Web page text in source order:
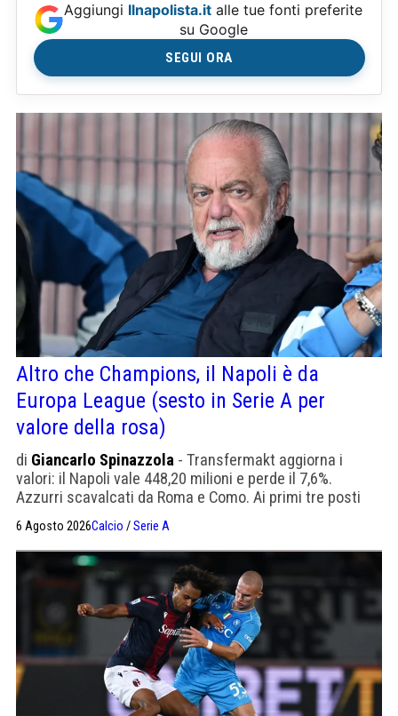
Aggiungi Ilnapolista.it alle tue fonti preferite
su Google
SEGUI ORA
Altro che Champions, il Napoli è da
Europa League (sesto in Serie A per
valore della rosa)
di Giancarlo Spinazzola - Transfermakt aggiorna i
valori: il Napoli vale 448,20 milioni e perde il 7,6%.
Azzurri scavalcati da Roma e Como. Ai primi tre posti
6 Agosto 2026Calcio /Serie A